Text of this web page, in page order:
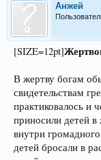
Анжей
[SIZE=12pt]
В жертву богам
свидетельствам
практиковалось и
приносили детей в
внутри
детей бросали в